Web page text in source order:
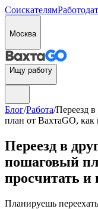
Соискателям
Москва
Ищу работу
Блог/Работа/Переезд
план от ВахтаGO, как
Переезд в
пошаговый
просчитать и
Планируешь